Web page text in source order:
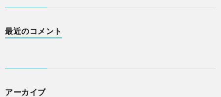
最近のコメント
アーカイブ